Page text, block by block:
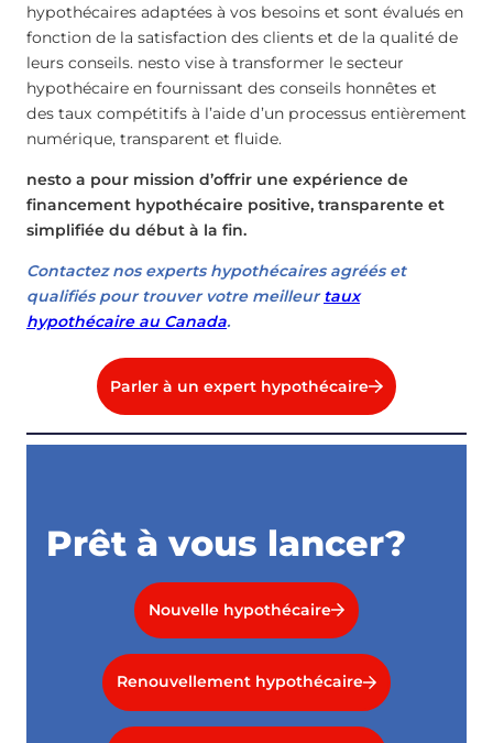
hypothécaires adaptées à vos besoins et sont évalués en
fonction de la satisfaction des clients et de la qualité de
leurs conseils. nesto vise à transformer le secteur
hypothécaire en fournissant des conseils honnêtes et
des taux compétitifs à l’aide d’un processus entièrement
numérique, transparent et fluide.
nesto a pour mission d’offrir une expérience de
financement hypothécaire positive, transparente et
simplifiée du début à la fin.
Contactez nos experts hypothécaires agréés et
qualifiés pour trouver votre meilleurtaux
hypothécaire au Canada.
Parler à un expert hypothécaire
Prêt à vous lancer?
Nouvelle hypothécaire
Renouvellement hypothécaire